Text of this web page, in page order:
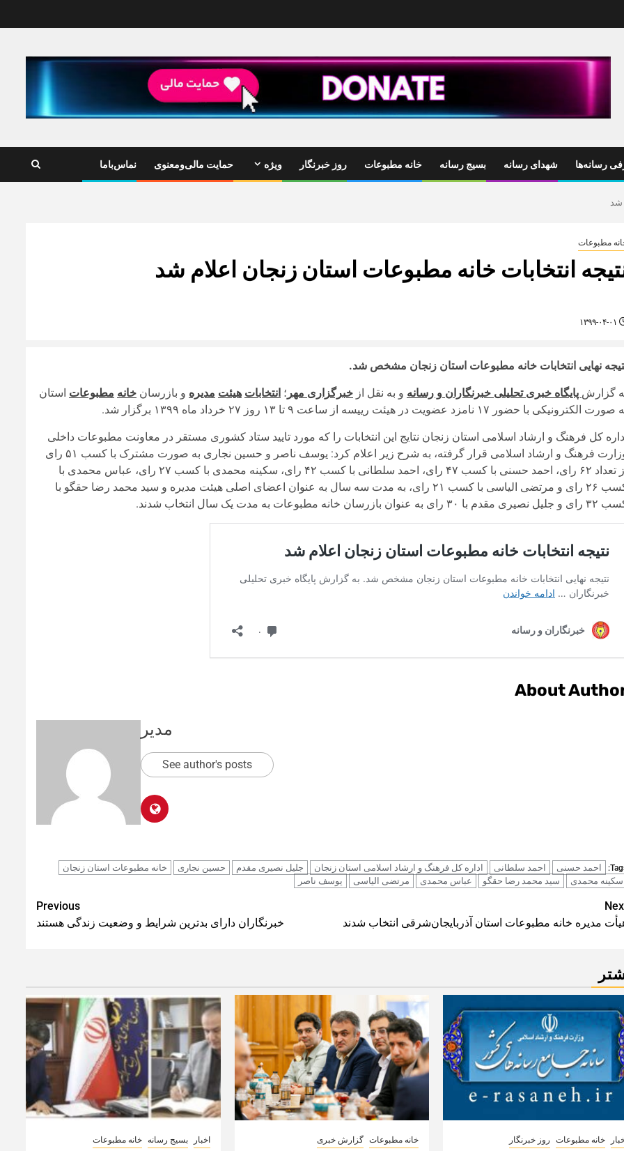
رسانه‌ها شهدای رسانه بسیج رسانه خانه مطبوعات روز خبرنگار ویژه حمایت مالی‌ومعنوی نماس‌باما
شد
مطبوعات
انتخابات خانه مطبوعات استان زنجان اعلام شد
نهایی انتخابات خانه مطبوعات استان زنجان مشخص شد.
گزارش پایگاه خبری تحلیلی خبرنگاران و رسانه و به نقل از خبرگزاری مهر ؛ انتخابات هیئت مدیره و بازرسان خانه مطبوعات استان
الکترونیکی با حضور ۱۷ نامزد عضویت در هیئت رییسه از ساعت ۹ تا ۱۳ روز ۲۷ خرداد ماه ۱۳۹۹ برگزار شد.
کل فرهنگ و ارشاد اسلامی استان زنجان نتایج این انتخابات را که مورد تایید ستاد کشوری مستقر در معاونت مطبوعات داخلی
وزارت فرهنگ و ارشاد اسلامی قرار گرفته، به شرح زیر اعلام کرد: یوسف ناصر و حسین نجاری به صورت مشترک با کسب ۵۱ رای
از تعداد ۶۲ رای، احمد حسنی با کسب ۴۷ رای، احمد سلطانی با کسب ۴۲ رای، سکینه محمدی با کسب ۲۷ رای، عباس محمدی با
کسب ۲۶ رای و مرتضی الیاسی با کسب ۲۱ رای، به مدت سه سال به عنوان اعضای اصلی هیئت مدیره و سید محمد رضا حقگو با
مقدم با ۳۰ رای به عنوان بازرسان خانه مطبوعات به مدت یک سال انتخاب شدند.
About
مدیر
See author's posts
احمد حسنی احمد سلطانی اداره کل فرهنگ و ارشاد اسلامی استان زنجان جلیل نصیری مقدم حسین نجاری
خانه مطبوعات استان زنجان
سکینه محمدی
سید محمد رضا حقگو عباس محمدی مرتضی الیاسی یوسف ناصر
Previous
خبرنگاران دارای بدترین شرایط و وضعیت زندگی هستند
مدیره خانه مطبوعات استان آذربایجان‌شرقی انتخاب شدند
خانه مطبوعات روز خبرنگار خانه مطبوعات گزارش خبری اخبار بسیج رسانه خانه مطبوعات